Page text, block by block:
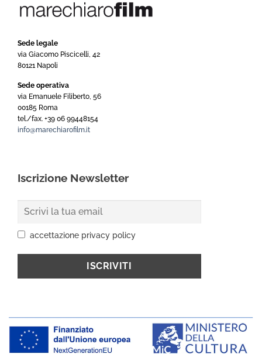
Sede legale
via Giacomo Piscicelli, 42
80121 Napoli
Sede operativa
via Emanuele Filiberto, 56
00185 Roma
tel./fax. +39 06 99448154
info@marechiarofilm.it
Iscrizione Newsletter
accettazione privacy policy